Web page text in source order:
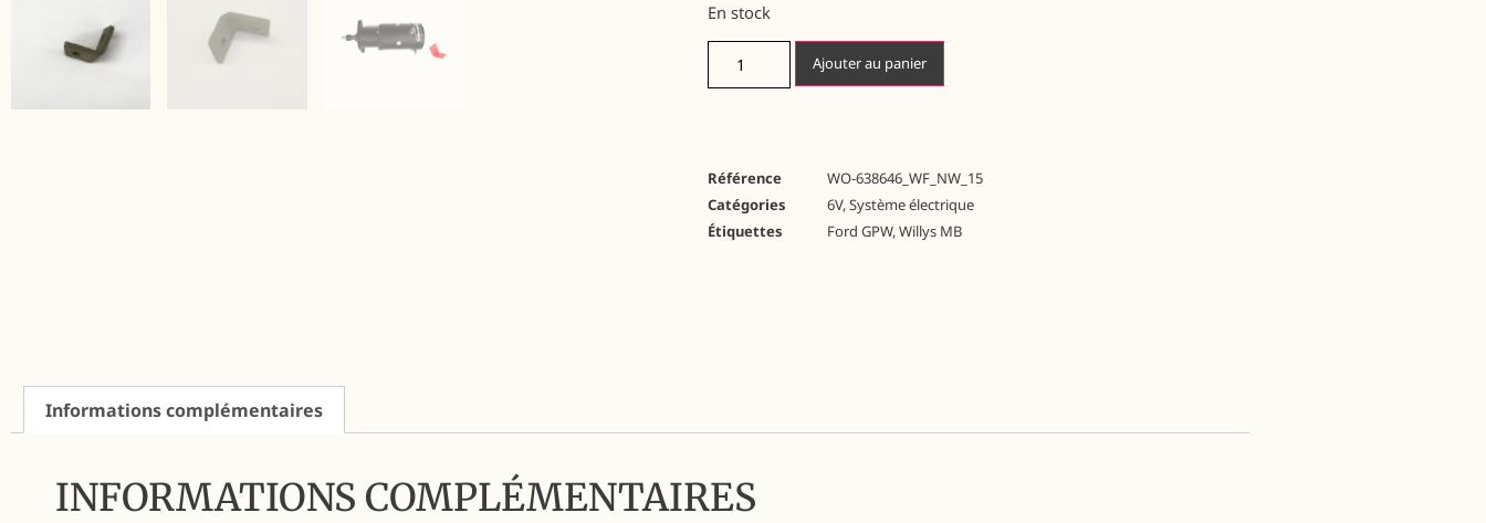
En stock
Ajouter au panier
Référence
WO-638646_WF_NW_15
Catégories
6V,Système électrique
Étiquettes
Ford GPW,Willys MB
Informations complémentaires
INFORMATIONS COMPLÉMENTAIRES